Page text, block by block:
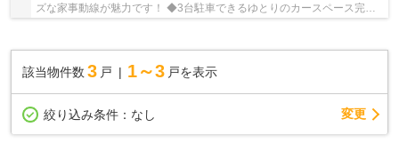
ズな家事動線が魅力です！ ◆3台駐車できるゆとりのカースペース完備
◆食品ストックや調理家電などの収納に役立つ...
該当物件数 3 戸 1～3 戸を表示
絞り込み条件： なし 変更